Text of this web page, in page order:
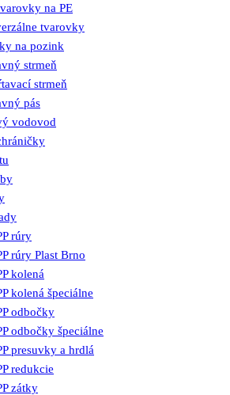
na PE
tvarovky
na pozink
strmeň
strmeň
pás
vodovod
rúry
rúry Plast Brno
kolená
kolená špeciálne
odbočky
odbočky špeciálne
presuvky a hrdlá
redukcie
zátky